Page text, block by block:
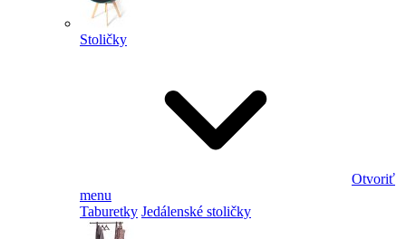
Stoličky
Otvoriť
menu
Taburetky Jedálenské stoličky